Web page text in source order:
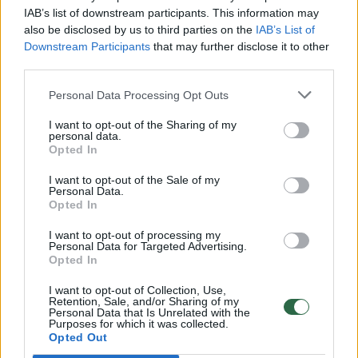
IAB’s list of downstream participants. This information may
also be disclosed by us to third parties on the IAB’s List of
Downstream Participants that may further disclose it to other
Personal Data Processing Opt Outs
I want to opt-out of the Sharing of my
personal data.
Opted In
I want to opt-out of the Sale of my
Personal Data.
Opted In
I want to opt-out of processing my
Personal Data for Targeted Advertising.
Opted In
I want to opt-out of Collection, Use,
Retention, Sale, and/or Sharing of my
Personal Data that Is Unrelated with the
Purposes for which it was collected.
Opted Out
vaiko gyvybių išgelbėti nepavyko
Žinios Lietuvos diena
00:00:57
Savaitės vidurys nusimato karštas: temperatūra kils iki
Žinios | Orai
00:00:59
Nufilmavo, kaip patvino Vilniaus Vakarinis aplinkkelis:
vaizdas pribloškia
Žinios | Lietuvos diena
K. Prunskienės brolis prisiminė jaudinančią akimirką
prieš mirtį: „Tai buvo simbolinis mūsų pagerbimo
ženklas“